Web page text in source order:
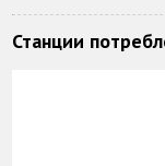
Станции